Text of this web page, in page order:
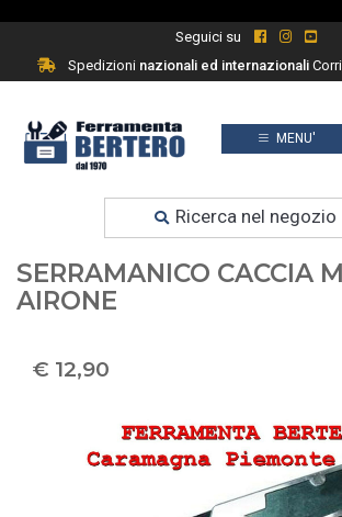
Seguici su
Spedizioninazionali ed internazionali
MENU'
Ricerca nel negozio
Prodotti
COLTELLO - COLTELLI
SERRAMANICO CACCIA
AIRONE
€ 12,90